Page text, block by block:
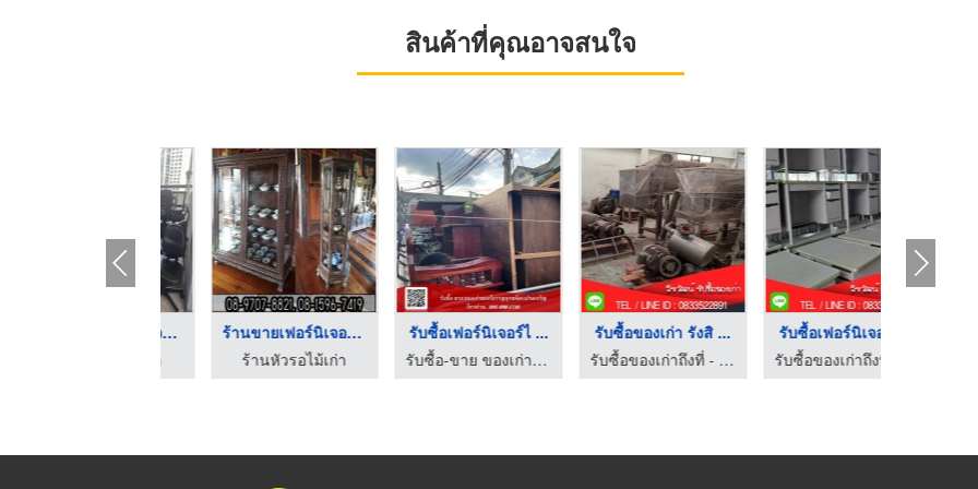
สินค้าที่คุณอาจสนใจ
รับซื้อเฟอร์นิเจอร์ไ ...
รับซื้อ-ขาย ของเก่าของโบราณ ทุกชนิด ดาราฎา
รับซื้อของเก่า รังสิ ...
รับซื้อของเก่าถึงที่ - จิรวัฒน์รับซื้อของเก่า
รับซื้อเฟอร์นิเจอร์เ ...
รับซื้อของเก่าถึงที่ - จิรวัฒน์รับซื้อของเก่า
รับซื้อตู้คอนเทนเนอร ...
บริษัท รวมเศษชลบุรี 83 จำกัด